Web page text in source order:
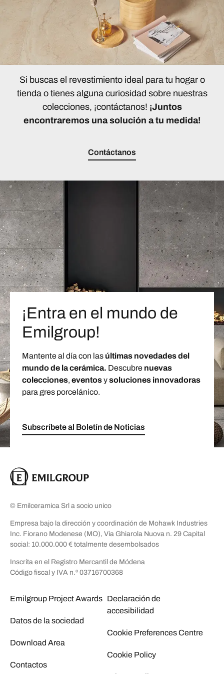
Si buscas el revestimiento ideal para tu hogar o
tienda o tienes alguna curiosidad sobre nuestras
colecciones, ¡contáctanos! ¡Juntos
encontraremos una solución a tu medida!
Contáctanos
¡Entra en el mundo de
Emilgroup!
Mantente al día con las últimas novedades del
mundo de la cerámica. Descubre nuevas
colecciones, eventosysoluciones innovadoras
para gres porcelánico.
Subscríbete al Boletín de Noticias
© Emilceramica Srl a socio unico
Empresa bajo la dirección y coordinación de Mohawk Industries
Inc. Fiorano Modenese (MO), Via Ghiarola Nuova n. 29 Capital
social: 10.000.000 € totalmente desembolsados
Inscrita en el Registro Mercantil de Módena
Código fiscal y IVA n.º 03716700368
Emilgroup Project Awards
Datos de la sociedad
Download Area
Contactos
Declaración de
accesibilidad
Cookie Preferences Centre
Cookie Policy